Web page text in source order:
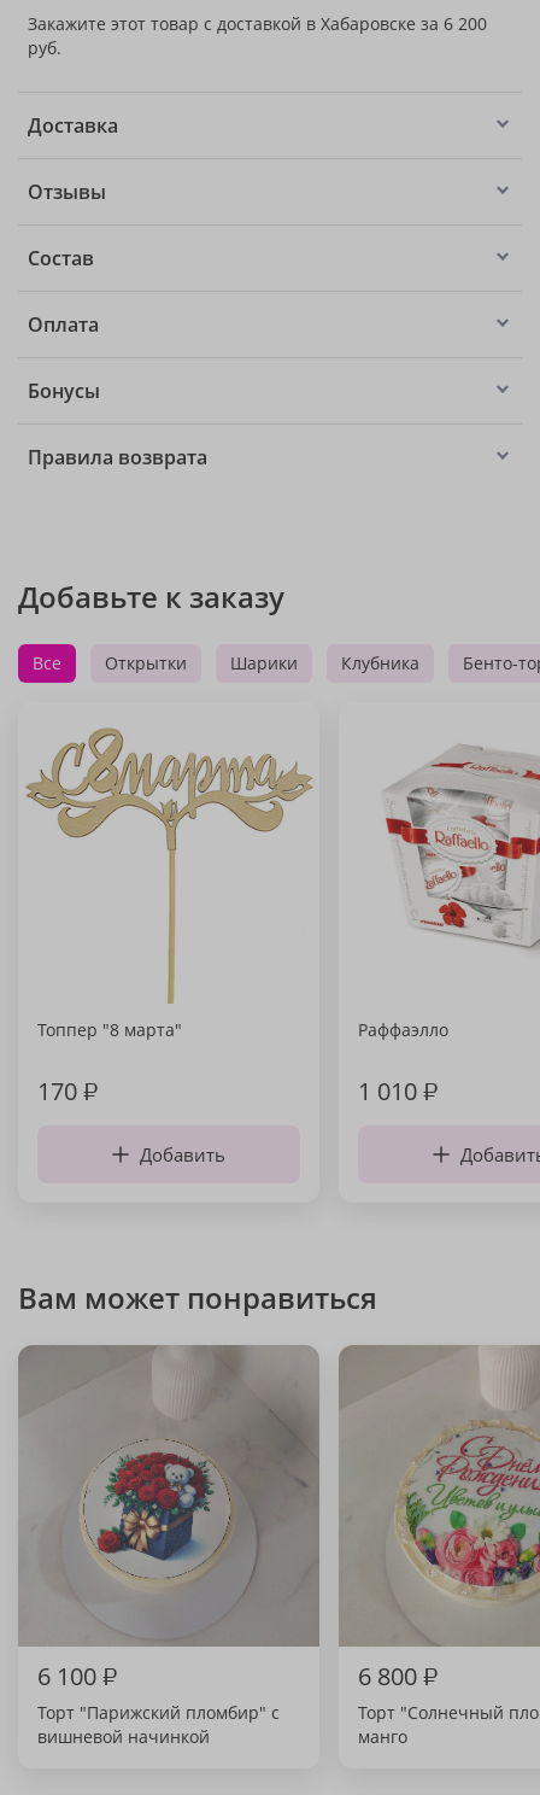
Закажите этот товар с доставкой в Хабаровске за 6 200
руб.
Доставка
Отзывы
Состав
Оплата
Бонусы
Правила возврата
Добавьте к заказу
Все Открытки Шарики Клубника Бенто-
Топпер "8 марта"
170₽
Добавить
Раффаэлло
1 010₽
Вам может понравиться
6 100₽
Торт "Парижский пломбир" с
вишневой начинкой
6 800₽
Торт "Солнечный
манго